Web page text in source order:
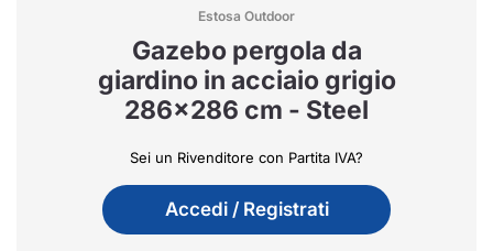
Estosa Outdoor
Gazebo pergola da
giardino in acciaio grigio
286x286 cm - Steel
Sei un Rivenditore con Partita IVA?
Accedi / Registrati